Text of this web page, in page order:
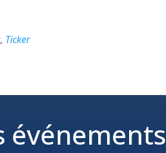
, Ticker
événements